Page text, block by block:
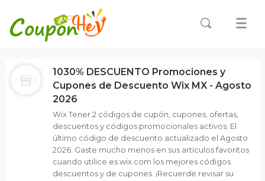
1030% DESCUENTO Promociones y
Cupones de Descuento Wix MX - Agosto
2026
Wix Tener 2 códigos de cupón, cupones, ofertas,
descuentos y códigos promocionales activos; El
último código de descuento actualizado el Agosto
2026. Gaste mucho menos en sus artículos favoritos
cuando utilice es.wix.com los mejores códigos
descuentos y de cupones. ¡Recuerde revisar su